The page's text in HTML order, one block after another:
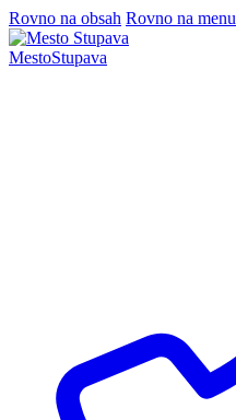
Rovno na obsah Rovno na menu
MestoStupava